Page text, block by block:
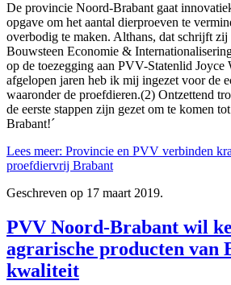
De provincie Noord-Brabant gaat
opgave om het aantal dierproeven te
overbodig te maken. Althans, dat schrijft zij
Bouwsteen Economie &
op de toezegging aan PVV-Statenlid Joyce
afgelopen jaren heb ik mij ingezet voor de
waaronder de proefdieren.(2) Ontzettend
de eerste stappen zijn gezet om te komen
Brabant!´
Lees meer: Provincie en PVV verbinden
proefdiervrij Brabant
Geschreven op 17 maart 2019.
PVV Noord-Brabant wil
agrarische producten van
kwaliteit